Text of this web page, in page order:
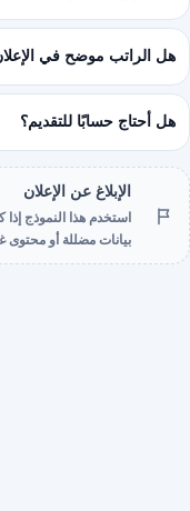
هل الراتب موضح في
هل أحتاج حسابًا للتقديم؟
الإبلاغ عن الإعلان
استخدم هذا النموذج
بيانات مضللة أو